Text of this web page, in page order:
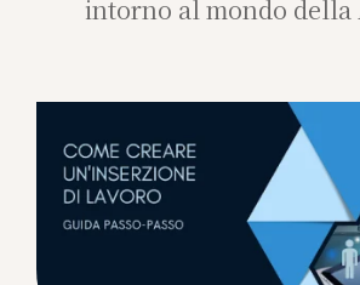
intorno al mondo della